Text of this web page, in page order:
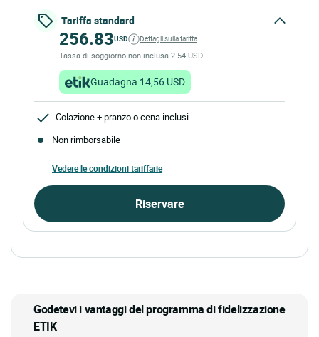
Tariffa standard
256.83USD Dettagli sulla tariffa
Tassa di soggiorno non inclusa 2.54 USD
Guadagna 14,56 USD
Colazione + pranzo o cena inclusi
Non rimborsabile
Vedere le condizioni tariffarie
Riservare
Godetevi i vantaggi del programma di fidelizzazione
ETIK